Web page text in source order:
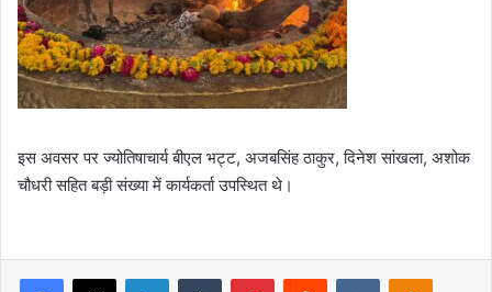
इस अवसर पर ज्योतिषाचार्य बीएल भट्ट, अजबसिंह ठाकुर, दिनेश सांखला, अशोक
चौधरी सहित बड़ी संख्या में कार्यकर्ता उपस्थित थे।
Facebook
X LinkedInTumblr PinterestReddit VKontakte